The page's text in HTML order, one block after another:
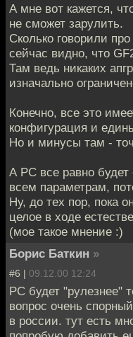
А мне вот кажется,
не сможет зарулить.
Сколько говорили
сейчас видно, что
Там ведь никаких
изначально
Конечно, все это
конфигурация и
Но и минусы там -
А РС все равно будет
всем параметрам,
Ну, до тех пор, пока
целое в ходе
(мое такое мнение :)
Борис Баткин »
#6 | 09.12.00 12:24
PC будет "рулезнее"
вопрос очень
в россии. тут есть